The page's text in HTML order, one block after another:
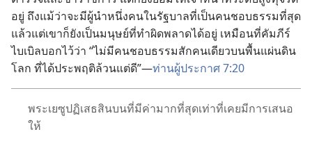
อยู่ ถึงแม้ว่าจะมีผู้นำหนึ่งคนในรัฐบาลที่เป็นคนชอบธรรมที่สุด
แล้วแต่เขาก็ยังเป็นมนุษย์ที่ทำผิดพลาดได้อยู่ เหมือนที่คัมภีร์
ไบเบิลบอกไว้ว่า “ไม่มีคนชอบธรรมสักคนเดียวบนพื้นแผ่นดิน
โลก ที่ได้ประพฤติล้วนแต่ดี”—ท่านผู้ประกาศ 7:20
พระเยซูปฏิเสธสินบนที่มีค่ามากที่สุดเท่าที่เคยมีการเสนอ
ให้